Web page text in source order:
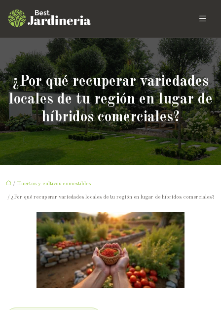
¿Por qué recuperar variedades
locales de tu región en lugar de
híbridos comerciales?
/ Huertos y cultivos comestibles
/ ¿Por qué recuperar variedades locales de tu región en lugar de híbridos comerciales?